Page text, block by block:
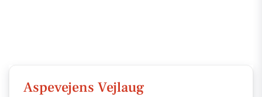
Aspevejens Vejlaug